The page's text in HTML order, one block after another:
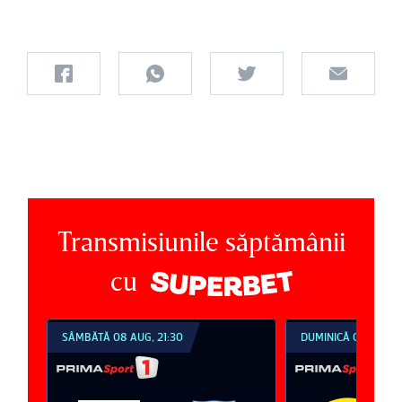
Transmisiunile săptămânii
cu
SÂMBĂTĂ 08 AUG, 21:30 DUMINICĂ 09 AUG,